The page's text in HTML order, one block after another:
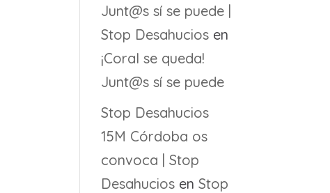
Junt@s sí se puede |
Stop Desahucios en
¡Coral se queda!
Junt@s sí se puede
Stop Desahucios
15M Córdoba os
convoca | Stop
Desahucios enStop